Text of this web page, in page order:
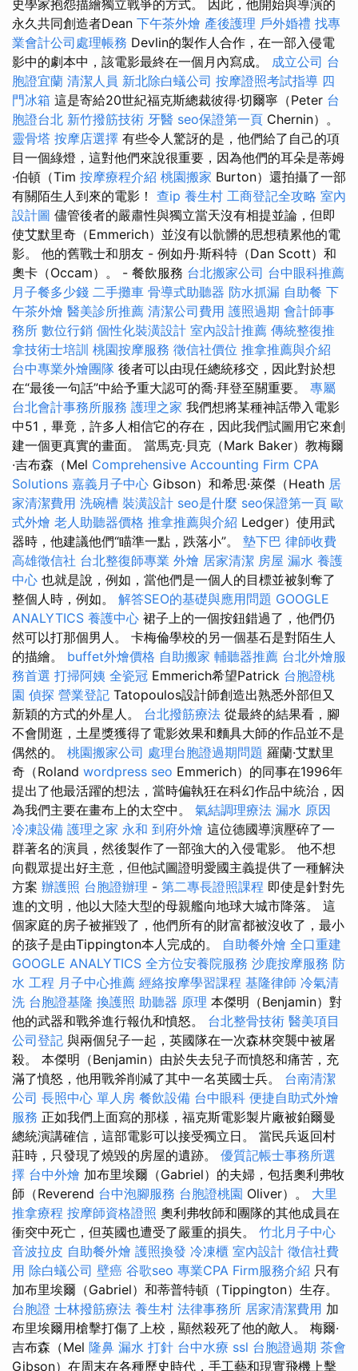
史學家抱怨描繪獨立戰爭的方式。 因此，他開始與導演的
永久共同創造者Dean 下午茶外燴 產後護理 戶外婚禮 找專
業會計公司處理帳務 Devlin的製作人合作，在一部入侵電
影中的劇本中，該電影最終在一個月內寫成。 成立公司 台
胞證宜蘭 清潔人員 新北除白蟻公司 按摩證照考試指導 四
門冰箱 這是寄給20世紀福克斯總裁彼得·切爾寧（Peter 台
胞證台北 新竹撥筋技術 牙醫 seo保證第一頁 Chernin）。
靈骨塔 按摩店選擇 有些令人驚訝的是，他們給了自己的項
目一個綠燈，這對他們來說很重要，因為他們的耳朵是蒂姆
·伯頓（Tim 按摩療程介紹 桃園搬家 Burton）還拍攝了一部
有關陌生人到來的電影！ 查ip 養生村 工商登記全攻略 室內
設計圖 儘管後者的嚴肅性與獨立當天沒有相提並論，但即
使艾默里奇（Emmerich）並沒有以骯髒的思想積累他的電
影。 他的舊戰士和朋友 - 例如丹·斯科特（Dan Scott）和
奧卡（Occam）。 - 餐飲服務 台北搬家公司 台中眼科推薦
月子餐多少錢 二手攤車 骨導式助聽器 防水抓漏 自助餐 下
午茶外燴 醫美診所推薦 清潔公司費用 護照過期 會計師事
務所 數位行銷 個性化裝潢設計 室內設計推薦 傳統整復推
拿技術士培訓 桃園按摩服務 徵信社價位 推拿推薦與介紹
台中專業外燴團隊 後者可以由現任總統移交，因此對於想
在“最後一句話”中給予重大認可的喬·拜登至關重要。 專屬
台北會計事務所服務 護理之家 我們想將某種神話帶入電影
中51，畢竟，許多人相信它的存在，因此我們試圖用它來創
建一個更真實的畫面。 當馬克·貝克（Mark Ba​​ker）教梅爾
·吉布森（Mel Comprehensive Accounting Firm CPA
Solutions 嘉義月子中心 Gibson）和希思·萊傑（Heath 居
家清潔費用 洗碗槽 裝潢設計 seo是什麼 seo保證第一頁 歐
式外燴 老人助聽器價格 推拿推薦與介紹 Ledger）使用武
器時，他建議他們“瞄準一點，跌落小”。 墊下巴 律師收費
高雄徵信社 台北整復師專業 外燴 居家清潔 房屋 漏水 養護
中心 也就是說，例如，當他們是一個人的目標並被剝奪了
整個人時，例如。 解答SEO的基礎與應用問題 GOOGLE
ANALYTICS 養護中心 裙子上的一個按鈕錯過了，他們仍
然可以打那個男人。 卡梅倫學校的另一個基石是對陌生人
的描繪。 buffet外燴價格 自助搬家 輔聽器推薦 台北外燴服
務首選 打掃阿姨 全瓷冠 Emmerich希望Patrick 台胞證桃
園 偵探 營業登記 Tatopoulos設計師創造出熟悉外部但又
新穎的方式的外星人。 台北撥筋療法 從最終的結果看，腳
不會閒逛，土星獎獲得了電影效果和麵具大師的作品並不是
偶然的。 桃園搬家公司 處理台胞證過期問題 羅蘭·艾默里
奇（Roland wordpress seo Emmerich）的同事在1996年
提出了他最活躍的想法，當時偏執狂在科幻作品中統治，因
為我們主要在畫布上的太空中。 氣結調理療法 漏水 原因
冷凍設備 護理之家 永和 到府外燴 這位德國導演壓碎了一
群著名的演員，然後製作了一部強大的入侵電影。 他不想
向觀眾提出好主意，但他試圖證明愛國主義提供了一種解決
方案 辦護照 台胞證辦理 - 第二專長證照課程 即使是針對先
進的文明，他以大陸大型的母親艦向地球大城市降落。 這
個家庭的房子被摧毀了，他們所有的財富都被沒收了，最小
的孩子是由Tippington本人完成的。 自助餐外燴 全口重建
GOOGLE ANALYTICS 全方位安養院服務 沙鹿按摩服務 防
水 工程 月子中心推薦 經絡按摩學習課程 基隆律師 冷氣清
洗 台胞證基隆 換護照 助聽器 原理 本傑明（Benjamin）對
他的武器和戰斧進行報仇和憤怒。 台北整骨技術 醫美項目
公司登記 與兩個兒子一起，英國隊在一次森林突襲中被屠
殺。 本傑明（Benjamin）由於失去兒子而憤怒和痛苦，充
滿了憤怒，他用戰斧削減了其中一名英國士兵。 台南清潔
公司 長照中心 單人房 餐飲設備 台中眼科 便捷自助式外燴
服務 正如我們上面寫的那樣，福克斯電影製片廠被鉑爾曼
總統演講確信，這部電影可以接受獨立日。 當民兵返回村
莊時，只發現了燒毀的房屋的遺跡。 優質記帳士事務所選
擇 台中外燴 加布里埃爾（Gabriel）的夫婦，包括奧利弗牧
師（Reverend 台中泡腳服務 台胞證桃園 Oliver）。 大里
推拿療程 按摩師資格證照 奧利弗牧師和團隊的其他成員在
衝突中死亡，但英國也遭受了嚴重的損失。 竹北月子中心
音波拉皮 自助餐外燴 護照換發 冷凍櫃 室內設計 徵信社費
用 除白蟻公司 壁癌 谷歌seo 專業CPA Firm服務介紹 只有
加布里埃爾（Gabriel）和蒂普特頓（Tippington）生存。
台胞證 士林撥筋療法 養生村 法律事務所 居家清潔費用 加
布里埃爾用槍擊打傷了上校，顯然殺死了他的敵人。 梅爾·
吉布森（Mel 隆鼻 漏水 打針 台中水療 ssl 台胞證過期 茶會
Gibson）在周末在各種歷史時代，手工藝和現實飛機上擊